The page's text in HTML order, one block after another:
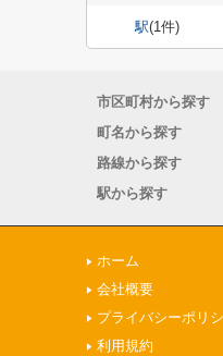
駅(1件)
市区町村から探す
町名から探す
路線から探す
駅から探す
ホーム
会社概要
プライバシーポリ
利用規約